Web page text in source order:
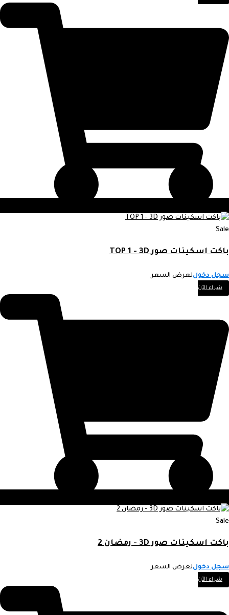
Sale
باكت اسكينات صور TOP 1 - 3D
سجل دخوللعرض السعر
شراء الآن
Sale
باكت اسكينات صور 3D - رمضان 2
سجل دخوللعرض السعر
شراء الآن